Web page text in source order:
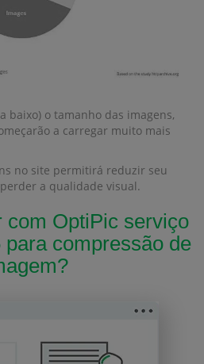
baixo) o tamanho das imagens,
a carregar muito mais
no site permitirá reduzir seu
a qualidade visual.
com OptiPic serviço
compressão de